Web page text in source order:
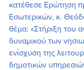
κατέθεσε Ερώτηση
Εσωτερικών, κ.
θέμα: «Στήριξη του
δυναμικού των
ενίσχυση της
δημοτικών